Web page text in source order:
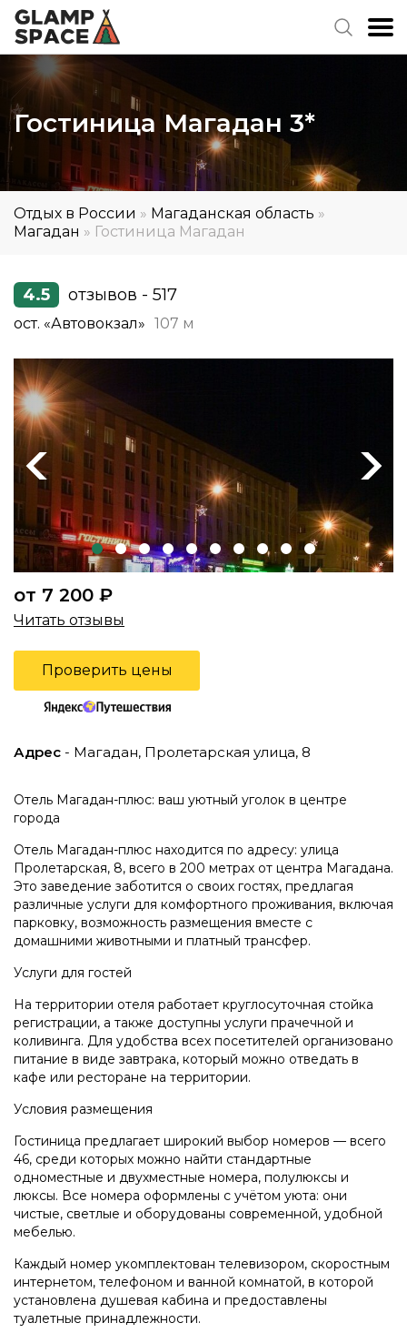
Гостиница Магадан 3*
Отдых в России » Магаданская область »
Магадан » Гостиница Магадан
4.5 отзывов - 517
ост. «Автовокзал» 107 м
Previous Next
от 7 200 ₽
Читать отзывы
Проверить цены
Адрес - Магадан, Пролетарская улица, 8
Отель Магадан-плюс: ваш уютный уголок в центре
города
Отель Магадан-плюс находится по адресу: улица
Пролетарская, 8, всего в 200 метрах от центра Магадана.
Это заведение заботится о своих гостях, предлагая
различные услуги для комфортного проживания, включая
парковку, возможность размещения вместе с
домашними животными и платный трансфер.
Услуги для гостей
На территории отеля работает круглосуточная стойка
регистрации, а также доступны услуги прачечной и
коливинга. Для удобства всех посетителей организовано
питание в виде завтрака, который можно отведать в
кафе или ресторане на территории.
Условия размещения
Гостиница предлагает широкий выбор номеров — всего
46, среди которых можно найти стандартные
одноместные и двухместные номера, полулюксы и
люксы. Все номера оформлены с учётом уюта: они
чистые, светлые и оборудованы современной, удобной
мебелью.
Каждый номер укомплектован телевизором, скоростным
интернетом, телефоном и ванной комнатой, в которой
установлена душевая кабина и предоставлены
туалетные принадлежности.